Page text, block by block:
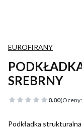
EUROFIRANY
SREBRNY
0.00
Podkładka